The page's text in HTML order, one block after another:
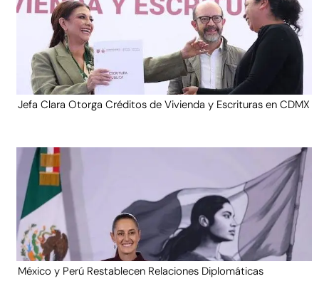
Jefa Clara Otorga Créditos de Vivienda y Escrituras en CDMX
México y Perú Restablecen Relaciones Diplomáticas